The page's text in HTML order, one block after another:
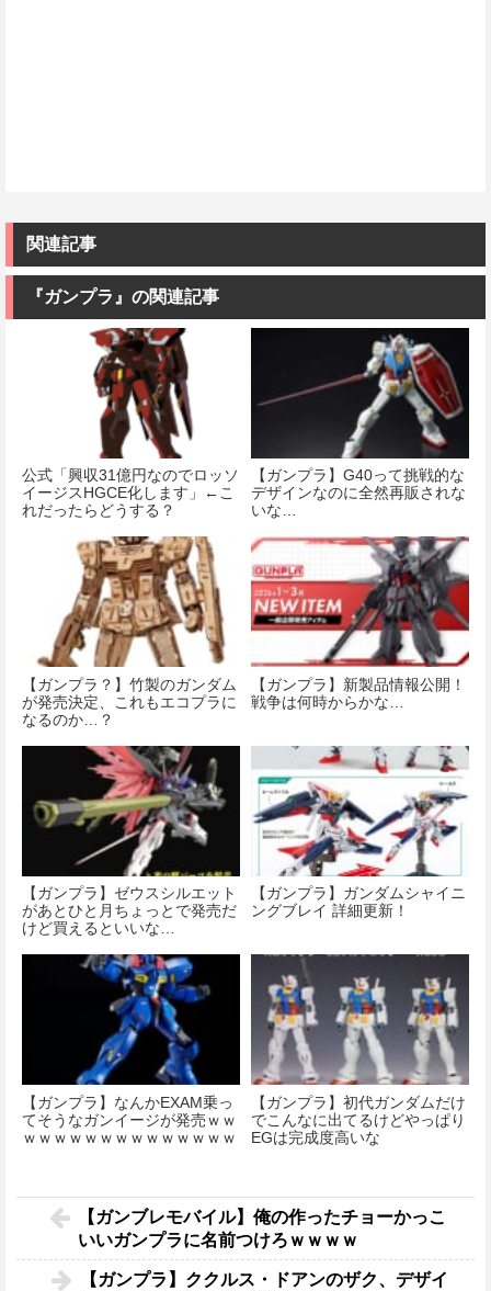
関連記事
『ガンプラ』の関連記事
公式「興収31億円なのでロッソ
イージスHGCE化します」←こ
れだったらどうする？
【ガンプラ】G40って挑戦的な
デザインなのに全然再販されな
いな…
【ガンプラ？】竹製のガンダム
が発売決定、これもエコプラに
なるのか…？
【ガンプラ】新製品情報公開！
戦争は何時からかな…
【ガンプラ】ゼウスシルエット
があとひと月ちょっとで発売だ
けど買えるといいな…
【ガンプラ】ガンダムシャイニ
ングブレイ 詳細更新！
【ガンプラ】なんかEXAM乗っ
てそうなガンイージが発売ｗｗ
ｗｗｗｗｗｗｗｗｗｗｗｗｗｗ
【ガンプラ】初代ガンダムだけ
でこんなに出てるけどやっぱり
EGは完成度高いな
【ガンブレモバイル】俺の作ったチョーかっこ
いいガンプラに名前つけろｗｗｗｗ
【ガンプラ】ククルス・ドアンのザク、デザイ